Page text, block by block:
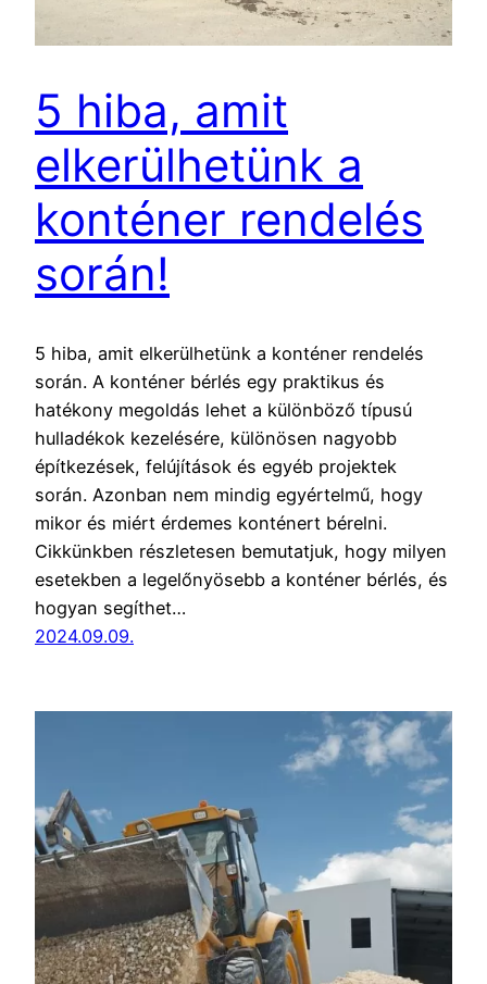
5 hiba, amit
elkerülhetünk a
konténer rendelés
során!
5 hiba, amit elkerülhetünk a konténer rendelés
során. A konténer bérlés egy praktikus és
hatékony megoldás lehet a különböző típusú
hulladékok kezelésére, különösen nagyobb
építkezések, felújítások és egyéb projektek
során. Azonban nem mindig egyértelmű, hogy
mikor és miért érdemes konténert bérelni.
Cikkünkben részletesen bemutatjuk, hogy milyen
esetekben a legelőnyösebb a konténer bérlés, és
hogyan segíthet…
2024.09.09.